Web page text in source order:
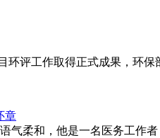
环评工作取得正式成果，环
章
气柔和，他是一名医务工作